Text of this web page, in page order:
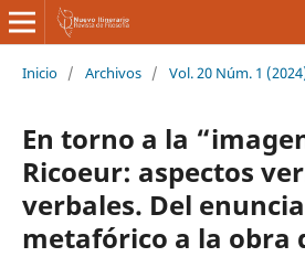
Inicio / Archivos / Vol. 20 Núm. 1
En torno a la
Ricoeur: aspectos
verbales. Del
metafórico a la obra